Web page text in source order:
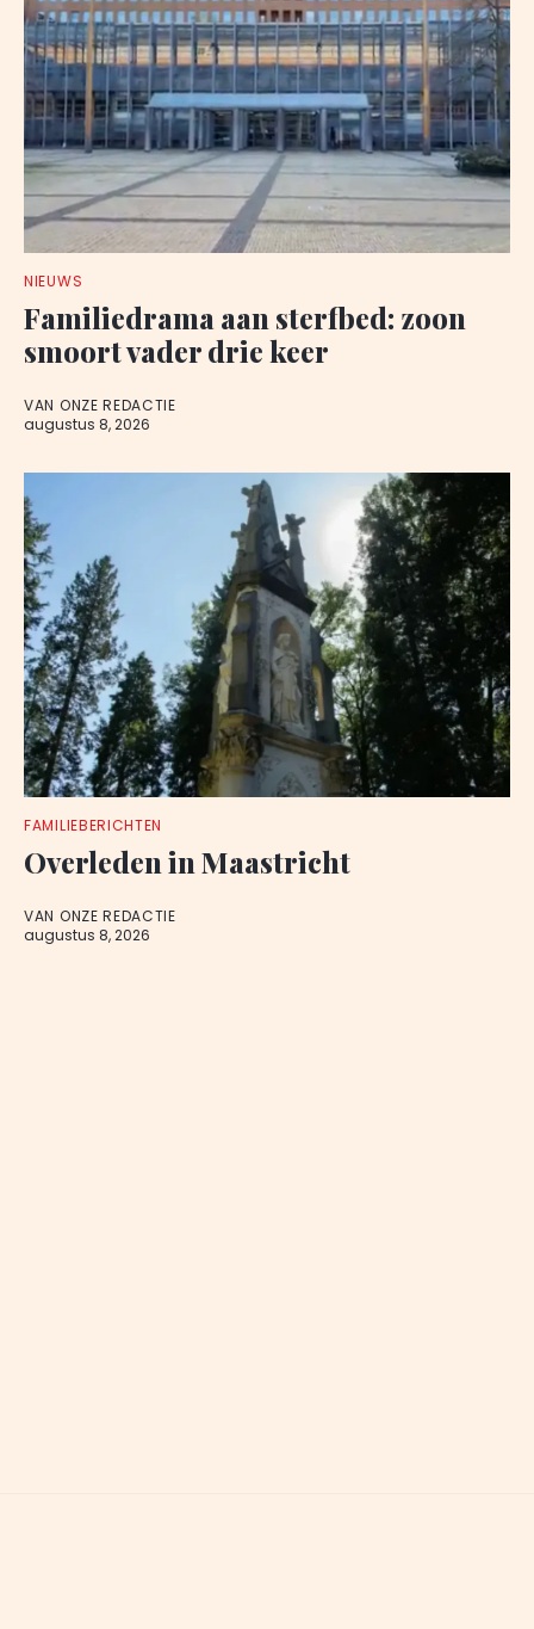
NIEUWS
Familiedrama aan sterfbed: zoon
smoort vader drie keer
VAN ONZE REDACTIE
augustus 8, 2026
FAMILIEBERICHTEN
Overleden in Maastricht
VAN ONZE REDACTIE
augustus 8, 2026